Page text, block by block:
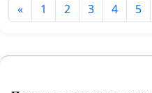
« 1 2 3 4 5